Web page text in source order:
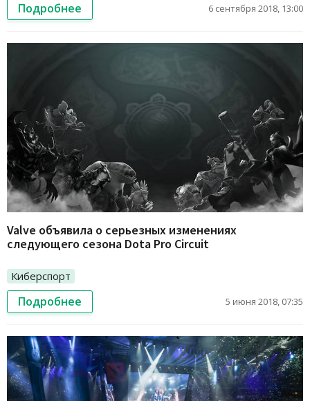
Подробнее 6 сентября 2018, 13:00
Valve объявила о серьезных изменениях
следующего сезона Dota Pro Circuit
Киберспорт
Подробнее 5 июня 2018, 07:35